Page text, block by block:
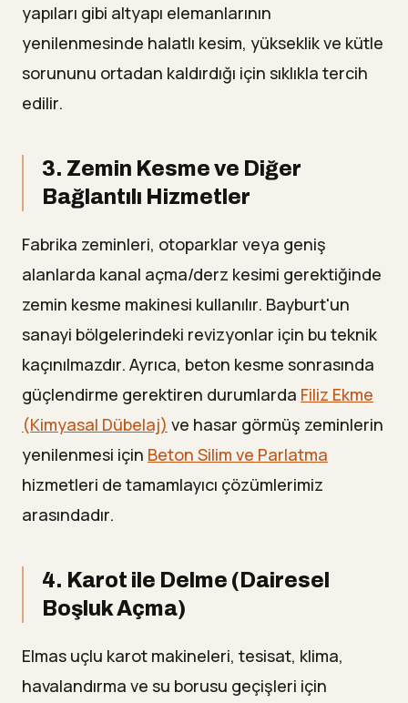
yapıları gibi altyapı elemanlarının
yenilenmesinde halatlı kesim, yükseklik ve kütle
sorununu ortadan kaldırdığı için sıklıkla tercih
edilir.
3. Zemin Kesme ve Diğer
Bağlantılı Hizmetler
Fabrika zeminleri, otoparklar veya geniş
alanlarda kanal açma/derz kesimi gerektiğinde
zemin kesme makinesi kullanılır. Bayburt'un
sanayi bölgelerindeki revizyonlar için bu teknik
kaçınılmazdır. Ayrıca, beton kesme sonrasında
güçlendirme gerektiren durumlarda Filiz Ekme
(Kimyasal Dübelaj) ve hasar görmüş zeminlerin
yenilenmesi için Beton Silim ve Parlatma
hizmetleri de tamamlayıcı çözümlerimiz
arasındadır.
4. Karot ile Delme (Dairesel
Boşluk Açma)
Elmas uçlu karot makineleri, tesisat, klima,
havalandırma ve su borusu geçişleri için